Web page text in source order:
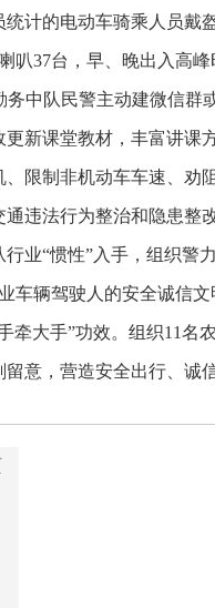
计的电动车骑乘人员戴
叭37台，早、晚出入高
中队民警主动建微信群
新课堂教材，丰富讲课
限制非机动车车速、劝
违法行为整治和隐患整
业“惯性”入手，组织警
车辆驾驶人的安全诚信
大手”功效。组织11名
意，营造安全出行、诚